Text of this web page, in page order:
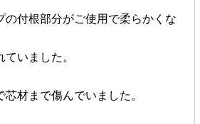
の付根部分がご使用で柔らかくな
いました。
材まで傷んでいました。